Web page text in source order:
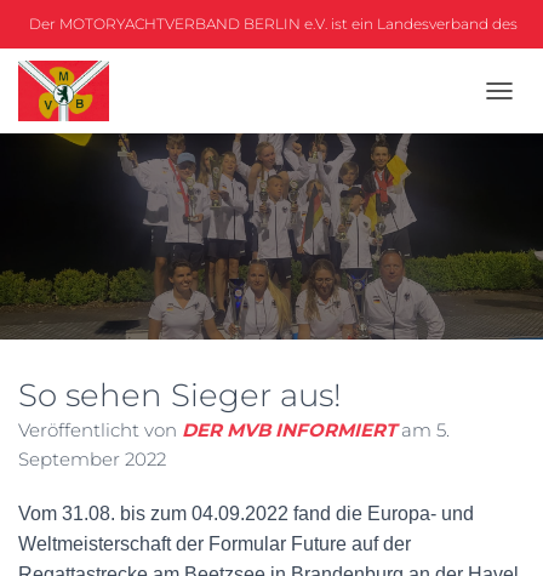
Der MOTORYACHTVERBAND BERLIN e.V. ist ein Landesverband des
A
T
I
O
U
So sehen Sieger aus!
Veröffentlicht von DER MVB INFORMIERTam 5.
September 2022
Vom 31.08. bis zum 04.09.2022 fand die Europa- und
Weltmeisterschaft der Formular Future auf der